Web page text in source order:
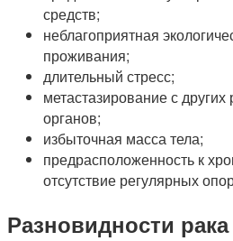
средств;
неблагоприятная
проживания;
длительный стресс;
метастазирование с
органов;
избыточная масса тела;
предрасположенность к
отсутствие регулярных
Разновидности